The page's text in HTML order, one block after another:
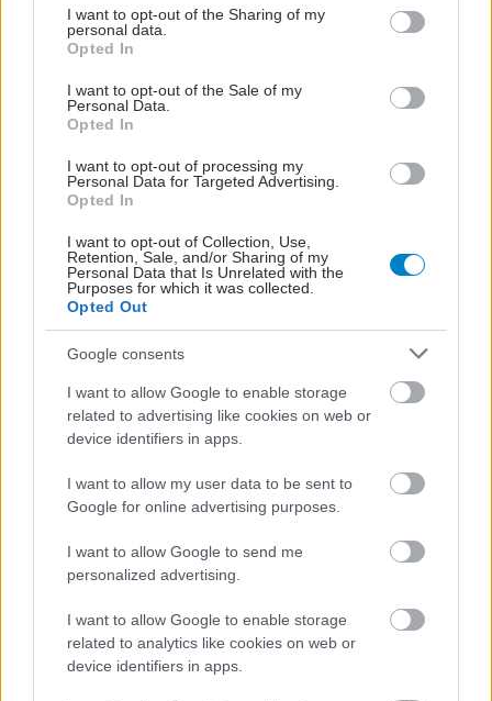
not limited to your visit or usage behaviour. You may click to
grant or deny consent to Google and its third-party tags to
use your data for below specified purposes in below Google
consent section.
I want to opt-out of the Sharing of my
personal data.
Opted In
I want to opt-out of the Sale of my
Personal Data.
Opted In
I want to opt-out of processing my
Personal Data for Targeted Advertising.
Opted In
I want to opt-out of Collection, Use,
Retention, Sale, and/or Sharing of my
Personal Data that Is Unrelated with the
Purposes for which it was collected.
Opted Out
Google consents
I want to allow Google to enable storage
related to advertising like cookies on web or
device identifiers in apps.
I want to allow my user data to be sent to
Google for online advertising purposes.
I want to allow Google to send me
personalized advertising.
I want to allow Google to enable storage
related to analytics like cookies on web or
device identifiers in apps.
ΜΠΕΙΤΕ ΣΤΗ ΣΥΖΗΤΗΣΗ
Loading...
Προσθήκη Σχολίου